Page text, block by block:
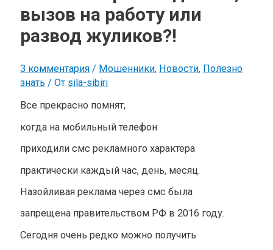
вызов на работу или
развод жуликов?!
3 комментария / Мошенники, Новости, Полезно
знать / От sila-sibiri
Все прекрасно помнят,
когда на мобильный телефон
приходили смс рекламного характера
практически каждый час, день, месяц.
Назойливая реклама через смс была
запрещена правительством РФ в 2016 году.
Сегодня очень редко можно получить